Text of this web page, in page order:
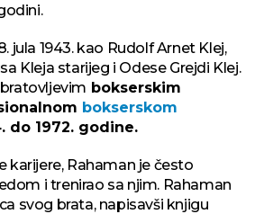
jula 1943. kao Rudolf Arnet Klej,
Kleja starijeg i Odese Grejdi Klej.
bokserskim
bokserskom
do 1972. godine.
karijere, Rahaman je često
i trenirao sa njim. Rahaman
svog brata, napisavši knjigu